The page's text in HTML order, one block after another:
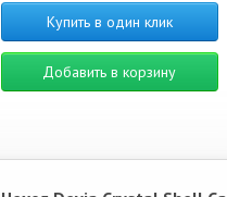
Купить в один клик
Добавить в корзину